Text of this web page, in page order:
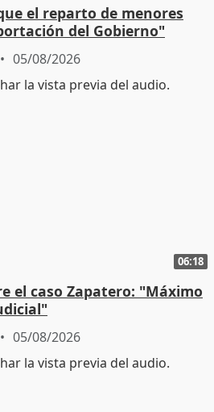
el reparto de menores
del Gobierno"
05/08/2026
06:18
el caso Zapatero: "Máximo
05/08/2026